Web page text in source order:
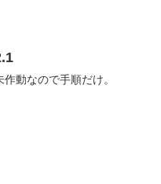
xMでTI版gingerbread2.3.4 DevKit2.1のメモ。 ※未作動なので手順だけ。